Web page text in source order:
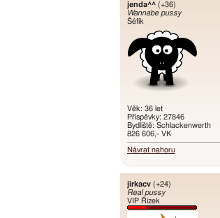
jenda^^ (+36)
Wannabe pussy
Šéfík
Věk: 36 let
Příspěvky: 27846
Bydliště: Schlackenwerth
826 606,- VK
Návrat nahoru
jirkacv (+24)
Real pussy
VIP Řízek